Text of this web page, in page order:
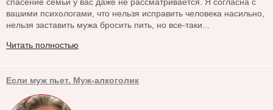
спасение семьи у вас даже не рассматривается. Я согласна с
вашими психологами, что нельзя исправить человека насильно,
нельзя заставить мужа бросить пить, но все-таки...
Читать полностью
Если муж пьет. Муж-алкоголик